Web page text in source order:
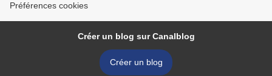
Préférences cookies
Créer un blog sur Canalblog
Créer un blog